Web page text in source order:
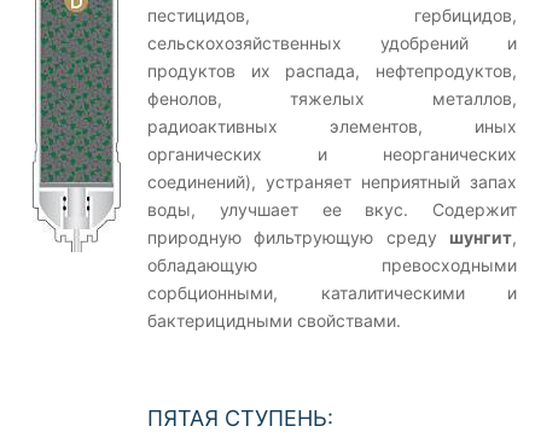
пестицидов, гербицидов,
сельскохозяйственных удобрений и
продуктов их распада, нефтепродуктов,
фенолов, тяжелых металлов,
радиоактивных элементов, иных
органических и неорганических
соединений), устраняет неприятный запах
воды, улучшает ее вкус. Содержит
природную фильтрующую среду шунгит,
обладающую превосходными
сорбционными, каталитическими и
бактерицидными свойствами.
ПЯТАЯ СТУПЕНЬ: